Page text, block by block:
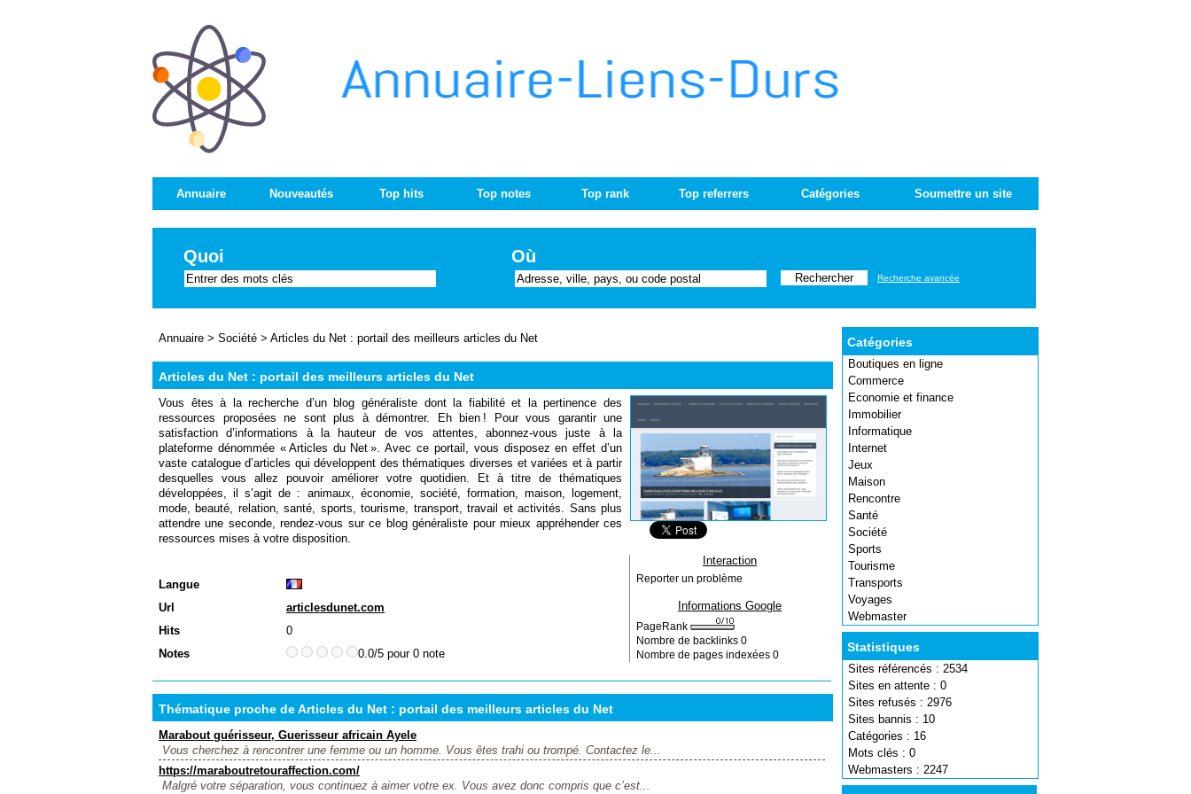
Annuaire Nouveautés Top hits Top notes Top rank Top referrers Catégories Soumettre un site
Quoi Où
Recherche avancée
Catégories
Boutiques en ligne
Commerce
Economie et finance
Immobilier
Informatique
Internet
Jeux
Maison
Rencontre
Santé
Société
Sports
Tourisme
Transports
Voyages
Webmaster
Statistiques
Sites référencés : 2534
Sites en attente : 0
Sites refusés : 2976
Sites bannis : 10
Catégories : 16
Mots clés : 0
Webmasters : 2247
Annuaire > Société > Articles du Net : portail des meilleurs articles du Net
Articles du Net : portail des meilleurs articles du Net
Vous êtes à la recherche d’un blog généraliste dont la fiabilité et la pertinence des
ressources proposées ne sont plus à démontrer. Eh bien ! Pour vous garantir une
satisfaction d’informations à la hauteur de vos attentes, abonnez-vous juste à la
plateforme dénommée « Articles du Net ». Avec ce portail, vous disposez en effet d’un
vaste catalogue d’articles qui développent des thématiques diverses et variées et à partir
desquelles vous allez pouvoir améliorer votre quotidien. Et à titre de thématiques
développées, il s’agit de : animaux, économie, société, formation, maison, logement,
mode, beauté, relation, santé, sports, tourisme, transport, travail et activités. Sans plus
attendre une seconde, rendez-vous sur ce blog généraliste pour mieux appréhender ces
ressources mises à votre disposition.
Langue
Url
articlesdunet.com
Hits
0
Notes
0.0/5 pour 0 note
Interaction
Reporter un problème
Informations Google
PageRank
Nombre de backlinks 0
Nombre de pages indexées 0
Thématique proche de Articles du Net : portail des meilleurs articles du Net
Marabout guérisseur, Guerisseur africain Ayele
Vous cherchez à rencontrer une femme ou un homme. Vous êtes trahi ou trompé. Contactez le...
https://maraboutretouraffection.com/
Malgré votre séparation, vous continuez à aimer votre ex. Vous avez donc compris que c’est...